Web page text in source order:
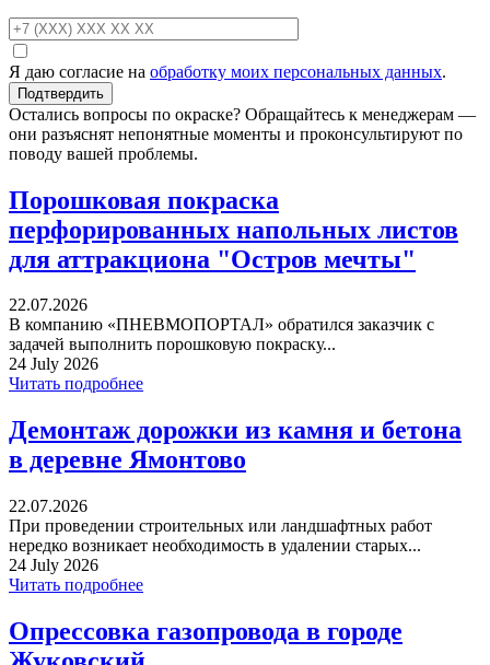
Я даю согласие на обработку моих персональных данных.
Остались вопросы по окраске? Обращайтесь к менеджерам —
они разъяснят непонятные моменты и проконсультируют по
поводу вашей проблемы.
Порошковая покраска
перфорированных напольных листов
для аттракциона "Остров мечты"
22.07.2026
В компанию «ПНЕВМОПОРТАЛ» обратился заказчик с
задачей выполнить порошковую покраску...
24 July 2026
Читать подробнее
Демонтаж дорожки из камня и бетона
в деревне Ямонтово
22.07.2026
При проведении строительных или ландшафтных работ
нередко возникает необходимость в удалении старых...
24 July 2026
Читать подробнее
Опрессовка газопровода в городе